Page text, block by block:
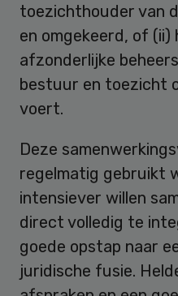
toezichthouder van
en omgekeerd, of
afzonderlijke
bestuur en toezicht
voert.
Deze
regelmatig gebruikt
intensiever willen
direct volledig te
goede opstap naar
juridische fusie.